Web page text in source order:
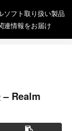
ソフト取り扱い製品
連情報をお届け
– Realm